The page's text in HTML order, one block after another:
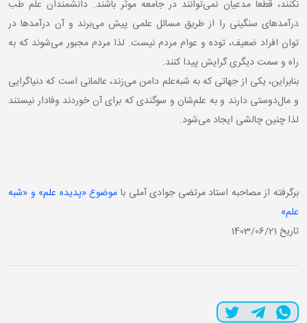
نکنند، قطعاً مدعیان نمی‌توانند در جامعه موثر باشند. دانشمندان علم طب
درآمدهای سنگینی را از طریق مسائل علمی پیش می‌برند و آن درآمدها در
توان افراد ضعیف، توده و عوام مردم نیست. لذا مردم مجبور می‌شوند که به
راه و سمت دیگری گرایش پیدا کنند.
بنابراین، یکی از جهاتی که به شبه‌علم دامن می‌زند، عالمانی است که دنیاگرایی
و مال‌دوستی دارند و به علم‌شان و سوگندی که برای آن خوردند وفادار نیستند
لذا چنین چالشی ایجاد می‌شود.
برگرفته از مصاحبه استاد مرتضی جوادی آملی با موضوع «پدیده علم» و «شبه
علم»
​​​​​​​تاریخ 1403/06/21